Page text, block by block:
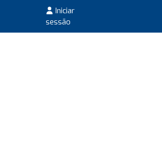
Iniciar
sessão